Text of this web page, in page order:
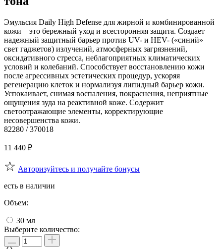
Эмульсия Daily High Defense для жирной и комбинированной
кожи – это бережный уход и всесторонняя защита. Создает
надежный защитный барьер против UV- и HEV- («синий»
свет гаджетов) излучений, атмосферных загрязнений,
оксидативного стресса, неблагоприятных климатических
условий и колебаний. Способствует восстановлению кожи
после агрессивных эстетических процедур, ускоряя
регенерацию клеток и нормализуя липидный барьер кожи.
Успокаивает, снимая воспаления, покраснения, неприятные
ощущения зуда на реактивной коже. Содержит
светоотражающие элементы, корректирующие
несовершенства кожи.
82280 / 370018
11 440 ₽
Авторизуйтесь и получайте бонусы
есть в наличии
Объем:
30 мл
Выберите количество: